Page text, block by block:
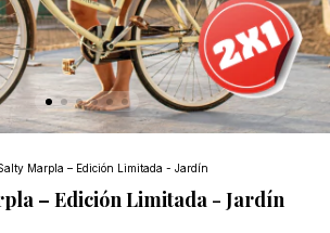
Marpla – Edición Limitada - Jardín
– Edición Limitada - Jardín